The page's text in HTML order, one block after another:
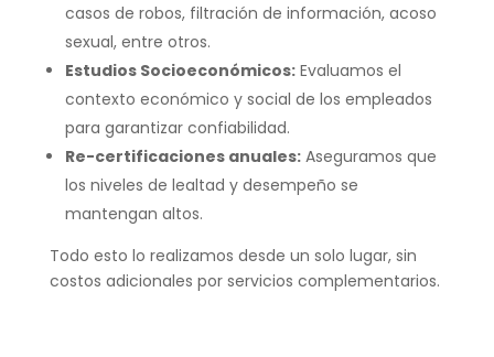
casos de robos, filtración de información, acoso
sexual, entre otros.
Estudios Socioeconómicos:Evaluamos el
contexto económico y social de los empleados
para garantizar confiabilidad.
Re-certificaciones anuales:Aseguramos que
los niveles de lealtad y desempeño se
mantengan altos.
Todo esto lo realizamos desde un solo lugar, sin
costos adicionales por servicios complementarios.